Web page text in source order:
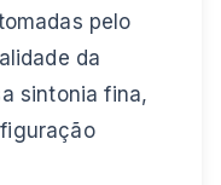
pelo
da
sintonia fina,